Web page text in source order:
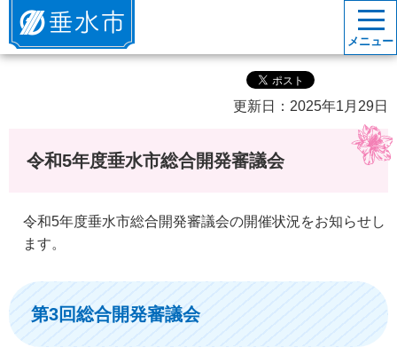
垂水市
メニュー
更新日：2025年1月29日
令和5年度垂水市総合開発審議会
令和5年度垂水市総合開発審議会の開催状況をお知らせし
ます。
第3回総合開発審議会